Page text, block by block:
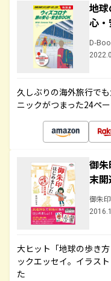
地
心
D-
久しぶりの海外旅行で
ニックがつまった24ペ
御
末
御朱印
大ヒット「地球の歩き
ックエッセイ。イラス
た